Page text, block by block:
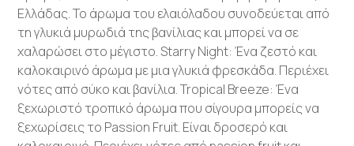
Ελλάδας. Το άρωμα του ελαιόλαδου συνοδεύεται από
τη γλυκιά μυρωδιά της βανίλιας και μπορεί να σε
χαλαρώσει στο μέγιστο. Starry Night: Ένα ζεστό και
καλοκαιρινό άρωμα με μια γλυκιά φρεσκάδα. Περιέχει
νότες από σύκο και βανίλια. Tropical Breeze: Ένα
ξεχωριστό τροπικό άρωμα που σίγουρα μπορείς να
ξεχωρίσεις το Passion Fruit. Είναι δροσερό και